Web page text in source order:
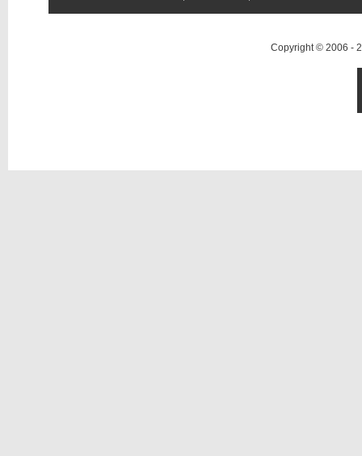
Copyright © 2006 -